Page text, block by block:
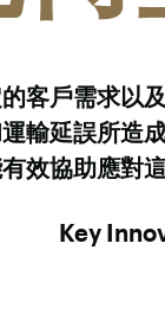
客戶需求以
輸延誤所造
效協助應對這
Key